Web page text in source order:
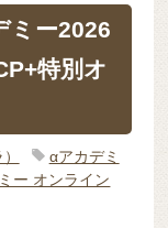
ミー2026
特別オ
αアカデミ
ー オンライン